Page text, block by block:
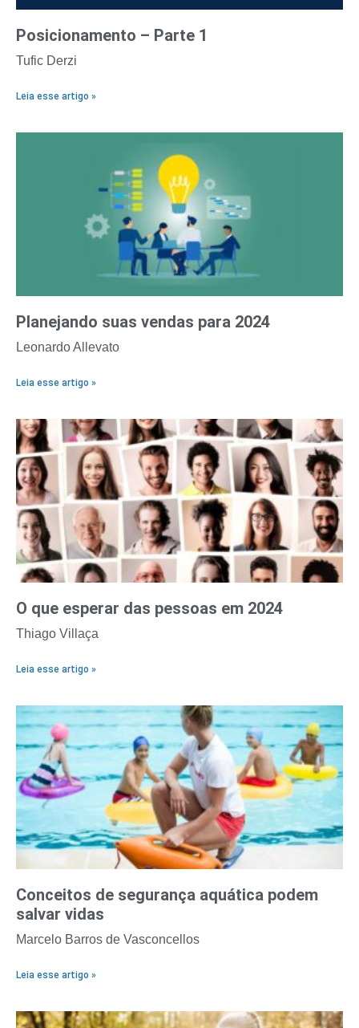
Posicionamento – Parte 1
Tufic Derzi
Leia esse artigo »
Planejando suas vendas para 2024
Leonardo Allevato
Leia esse artigo »
O que esperar das pessoas em 2024
Thiago Villaça
Leia esse artigo »
Conceitos de segurança aquática podem
salvar vidas
Marcelo Barros de Vasconcellos
Leia esse artigo »